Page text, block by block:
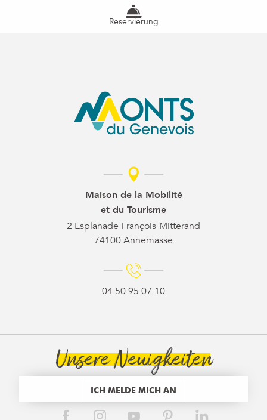
Reservierung
Maison de la Mobilité
et du Tourisme
2 Esplanade François-Mitterand
74100 Annemasse
04 50 95 07 10
Unsere Neuigkeiten
ICH MELDE MICH AN